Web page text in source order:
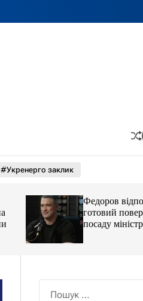
#Укренерго заклик
Федоров
готовий
посаду міністра